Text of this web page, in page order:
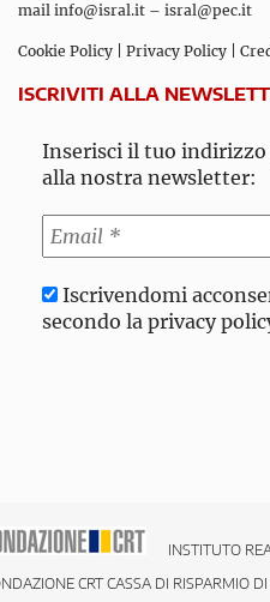
mail info@isral.it – isral@pec.it
Cookie Policy Privacy Policy
ISCRIVITI ALLA
Inserisci il tuo
alla nostra newsletter:
Iscrivendomi
secondo la privacy
INSTITUTO
CRT CASSA DI RISPARMIO